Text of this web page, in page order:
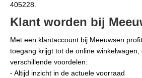
405228.
Klant worden bij
Met een klantaccount bij Meeuwsen
toegang krijgt tot de online winkelwagen,
verschillende voordelen:
- Altijd inzicht in de actuele voorraad